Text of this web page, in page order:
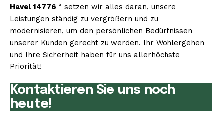
Havel 14776 “ setzen wir alles daran, unsere
Leistungen ständig zu vergrößern und zu
modernisieren, um den persönlichen Bedürfnissen
unserer Kunden gerecht zu werden. Ihr Wohlergehen
und Ihre Sicherheit haben für uns allerhöchste
Priorität!
Kontaktieren Sie uns noch
heute!